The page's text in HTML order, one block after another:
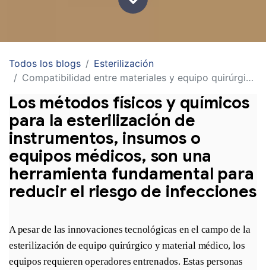
Todos los blogs
Esterilización
Compatibilidad entre materiales y equipo quirúrgico y los métodos de esterilización
Los métodos físicos y químicos
para la esterilización de
instrumentos, insumos o
equipos médicos, son una
herramienta fundamental para
reducir el riesgo de infecciones
A pesar de las innovaciones tecnológicas en el campo de la
esterilización de equipo quirúrgico y material médico, los
equipos requieren operadores entrenados. Estas personas